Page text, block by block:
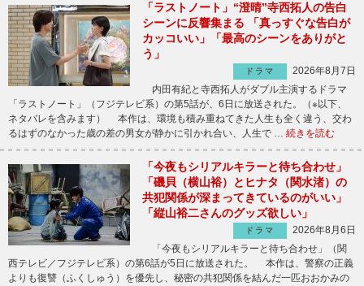
「ラストノート」“澄晴”寺西拓人の告白
シーンに反響集まる 「真っすぐな告白が
カッコいい」「最高のシーンをありがと
う」
ドラマ
2026年8月7日
内田有紀と寺西拓人がダブル主演するドラマ
「ラストノート」（フジテレビ系）の第5話が、6日に放送された。（※以下、
ネタバレを含みます） 本作は、環境も積み重ねてきた人生も全く違う、交わ
るはずのなかった歳の差の男女が静かに引かれ合い、人生で … 続きを読む
「今夜もシリアルキラーと待ち合わせ」
「磯貝（横山裕）とヒナタ（関水渚）の
共犯関係が深まってきているのがいい」
「縦山裕二さんのグッズ欲しい」
ドラマ
2026年8月6日
「今夜もシリアルキラーと待ち合わせ」（関
西テレビ／フジテレビ系）の第6話が5日に放送された。 本作は、警察の正義
よりも復讐（ふくしゅう）を優先し、秘密の共犯関係を結んだ一匹おおかみの